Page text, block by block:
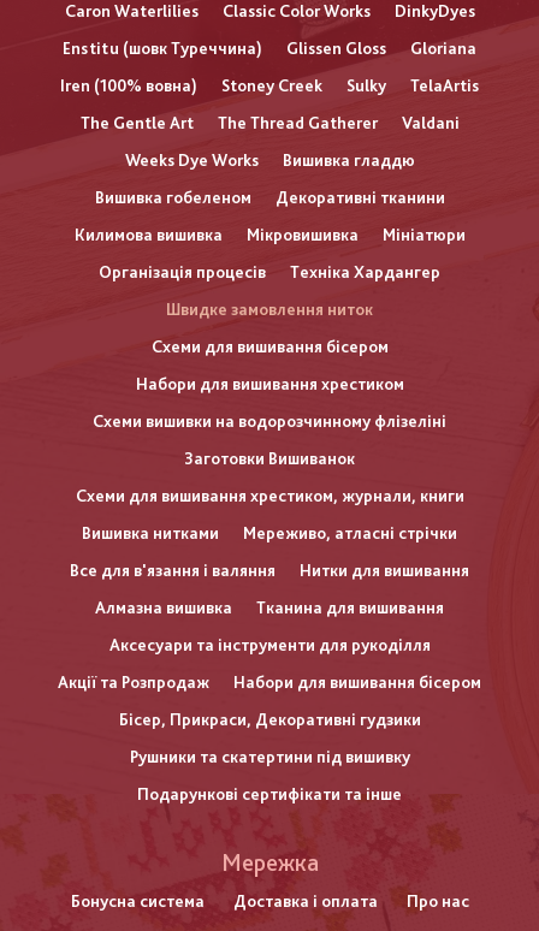
Caron Waterlilies Classic Color Works
DinkyDyes
Enstitu (шовк Туреччина)
Glissen Gloss
Gloriana
Iren (100% вовна)
Stoney Creek Sulky
TelaArtis
The Gentle Art
The Thread Gatherer
Valdani
Weeks Dye Works
Вишивка гладдю
Вишивка гобеленом
Декоративні тканини
Килимова вишивка
Мікровишивка
Мініатюри
Організація процесів
Техніка Хардангер
Швидке замовлення ниток
Схеми для вишивання бісером
Набори для вишивання хрестиком
Схеми вишивки на водорозчинному флізеліні
Заготовки Вишиванок
Схеми для вишивання хрестиком, журнали, книги
Вишивка нитками
Мереживо, атласні стрічки
Все для в'язання і валяння
Нитки для вишивання
Алмазна вишивка
Тканина для вишивання
Аксесуари та інструменти для рукоділля
Акції та Розпродаж
Набори для вишивання бісером
Бісер, Прикраси, Декоративні гудзики
Рушники та скатертини під вишивку
Подарункові сертифікати та інше
нижнього
Мережка
Бонусна система Доставка і оплата Про нас